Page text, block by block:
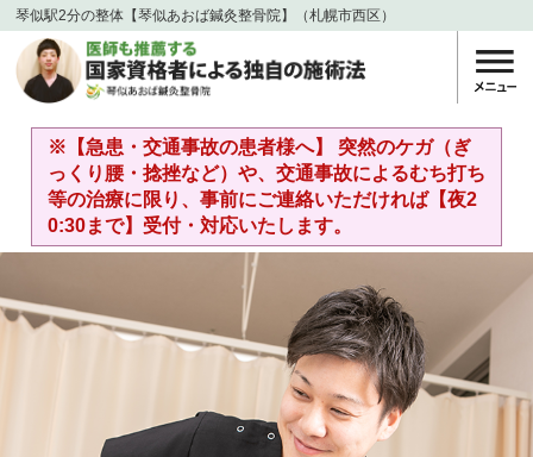
琴似駅2分の整体【琴似あおば鍼灸整骨院】（札幌市西区）
※【急患・交通事故の患者様へ】 突然のケガ（ぎ
っくり腰・捻挫など）や、交通事故によるむち打ち
等の治療に限り、事前にご連絡いただければ【夜2
0:30まで】受付・対応いたします。